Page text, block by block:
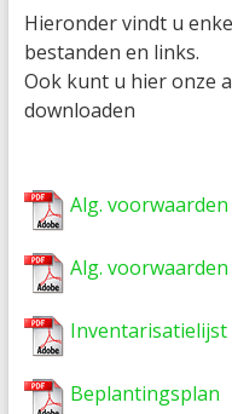
Hieronder vindt u
bestanden en links.
Ook kunt u hier onze
downloaden
Alg.
Alg.
Inventarisatielijst
Beplantingsplan